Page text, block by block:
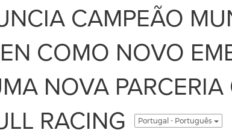
CAMPEÃO
COMO NOVO
NOVA
RACING
Portugal - Português